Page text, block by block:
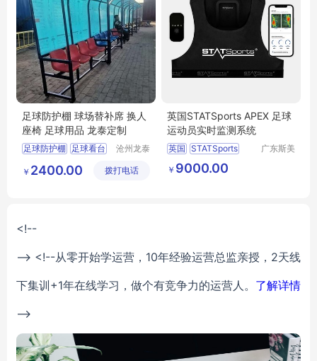
足球防护棚 球场替补席 换人
座椅 足球用品 龙泰定制
足球防护棚
足球看台
足球用品
沧州龙泰
有限公司
￥ 2400.00 拨打电话
英国STATSports APEX 足球
运动员实时监测系统
英国 STATSports
APEX 足球运动员
足球实时监测
广东斯美
￥ 9000.00
<!--
--> <!--从零开始学运营，10年经验运营总监亲授，2天线
下集训+1年在线学习，做个有竞争力的运营人。 了解详情
-->